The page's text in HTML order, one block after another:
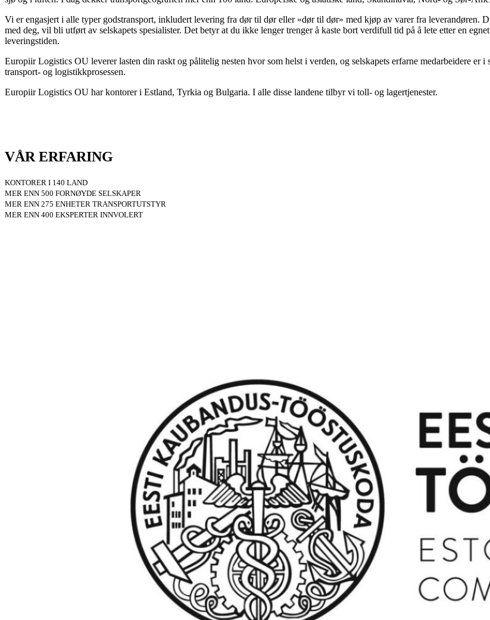
Vi er engasjert i alle typer godstransport, inkludert levering fra dør til dør eller «dør til dør» med kjøp av varer fra leverandøren.
med deg, vil bli utført av selskapets spesialister. Det betyr at du ikke lenger trenger å kaste bort verdifull tid på å lete etter en
leveringstiden.
Europiir Logistics OU leverer lasten din raskt og pålitelig nesten hvor som helst i verden, og selskapets erfarne medarbeidere er
transport- og logistikkprosessen.
Europiir Logistics OU har kontorer i Estland, Tyrkia og Bulgaria. I alle disse landene tilbyr vi toll- og lagertjenester.
VÅR ERFARING
KONTORER I 140 LAND
MER ENN 500 FORNØYDE SELSKAPER
MER ENN 275 ENHETER TRANSPORTUTSTYR
MER ENN 400 EKSPERTER INNVOLERT